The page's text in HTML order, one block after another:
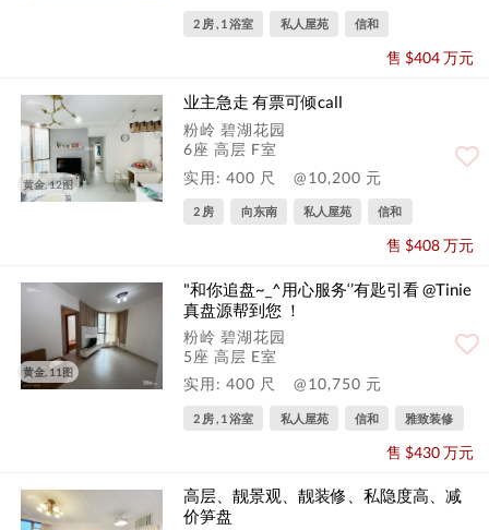
2 房 , 1 浴室 私人屋苑 信和
售 $404 万元
黄金, 12图
业主急走 有票可倾call
粉岭 碧湖花园
6座 高层 F室
实用: 400 尺
@10,200 元
2 房 向东南 私人屋苑 信和
售 $408 万元
黄金, 11图
"和你追盘~_^用心服务️‘’有匙引看 @Tinie
真盘源帮到您 ！
粉岭 碧湖花园
5座 高层 E室
实用: 400 尺
@10,750 元
2 房 , 1 浴室 私人屋苑 信和 雅致装修
售 $430 万元
高层、靓景观、靓装修、私隐度高、减
价笋盘